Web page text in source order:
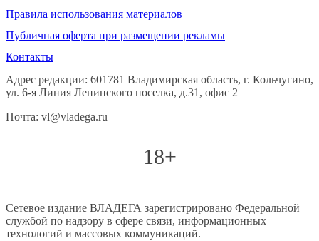
Правила использования материалов
Публичная оферта при размещении рекламы
Контакты
Адрес редакции: 601781 Владимирская область, г. Кольчугино,
ул. 6-я Линия Ленинского поселка, д.31, офис 2
Почта: vl@vladega.ru
18+
Сетевое издание ВЛАДЕГА зарегистрировано Федеральной
службой по надзору в сфере связи, информационных
технологий и массовых коммуникаций.